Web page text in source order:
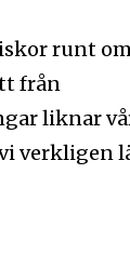
runt
från
liknar
verkligen